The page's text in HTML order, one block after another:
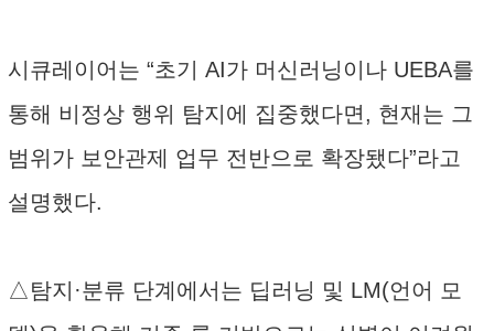
시큐레이어는 “초기 AI가 머신러닝이나 UEBA를
통해 비정상 행위 탐지에 집중했다면, 현재는 그
범위가 보안관제 업무 전반으로 확장됐다”라고
설명했다.
△탐지·분류 단계에서는 딥러닝 및 LM(언어 모